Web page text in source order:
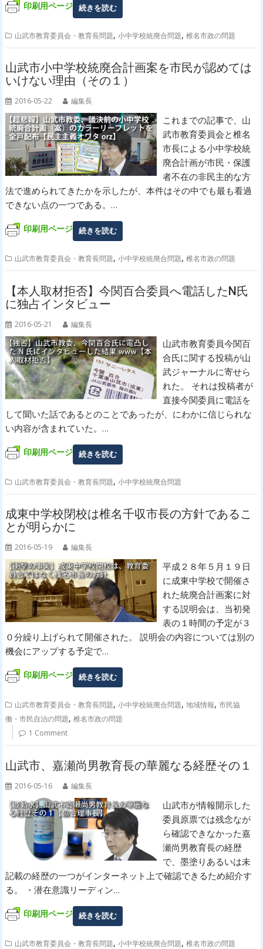
印刷用ページ 続きを読む
山武市教育委員会・教育長問題,小中学校統廃合問題,椎名市政の問題
山武市小中学校統廃合計画案を市民が認めては
いけない理由（その１）
2016-05-22 編集長
これまでの記事で、山
武市教育委員会と椎名
市長による小中学校統
廃合計画が市民・保護
者不在の非民主的な方
法で進められてきたかを示したが、本件はその中でも最も看過
できない点の一つである。…
印刷用ページ 続きを読む
山武市教育委員会・教育長問題,小中学校統廃合問題,椎名市政の問題
【本人取材拒否】今関百合委員へ電話したN氏
に独占インタビュー
2016-05-21 編集長
山武市教育委員今関百
合氏に関する投稿が山
武ジャーナルに寄せら
れた。 それは投稿者が
直接今関委員に電話を
して聞いた話であるとのことであったが、にわかに信じられな
い内容が含まれていた。…
印刷用ページ 続きを読む
山武市教育委員会・教育長問題,小中学校統廃合問題
成東中学校閉校は椎名千収市長の方針であるこ
とが明らかに
2016-05-19 編集長
平成２８年５月１９日
に成東中学校で開催さ
れた統廃合計画案に対
する説明会は、当初発
表の１時間の予定が３
０分繰り上げられて開催された。 説明会の内容については別の
機会にアップする予定で…
印刷用ページ 続きを読む
山武市教育委員会・教育長問題,小中学校統廃合問題,地域情報,市民協
働・市民自治の問題,椎名市政の問題
1 Comment
山武市、嘉瀬尚男教育長の華麗なる経歴その１
2016-05-16 編集長
山武市が情報開示した
委員原票では残念なが
ら確認できなかった嘉
瀬尚男教育長の経歴
で、墨塗りあるいは未
記載の経歴の一つがインターネット上で確認できるため紹介す
る。 ・潜在意識リーディン…
印刷用ページ 続きを読む
山武市教育委員会・教育長問題,小中学校統廃合問題,椎名市政の問題